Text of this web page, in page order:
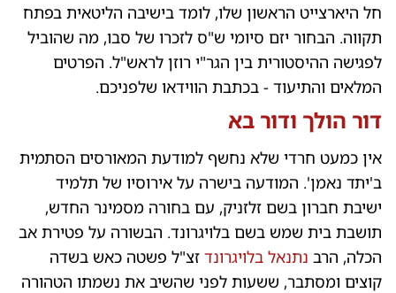
חל היארצייט הראשון שלו, לומד בישיבה הליטאית בפתח
תקווה. הבחור יזם סיומי ש"ס לזכרו של סבו, מה שהוביל
לפגישה ההיסטורית בין הגר"י רוזן לראש"ל. הפרטים
המלאים והתיעוד - בכתבת הווידאו שלפניכם.
דור הולך ודור בא
אין כמעט חרדי שלא נחשף למודעת המאורסים הסתמית
ב'יתד נאמן'. המודעה בישרה על אירוסיו של תלמיד
ישיבת חברון בשם זלזניק, עם בחורה מסמינר החדש,
תושבת בית שמש בשם בלויגרונד. הבשורה על פטירת אב
הכלה, הרב נתנאל בלויגרונד זצ"ל פשטה כאש בשדה
קוצים ומסתבר, ששעות לפני שהשיב את נשמתו הטהורה